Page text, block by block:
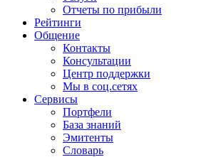
Отчеты по прибыли
Рейтинги
Общение
Контакты
Консультации
Центр поддержки
Мы в соц.сетях
Сервисы
Портфели
База знаний
Эмитенты
Словарь